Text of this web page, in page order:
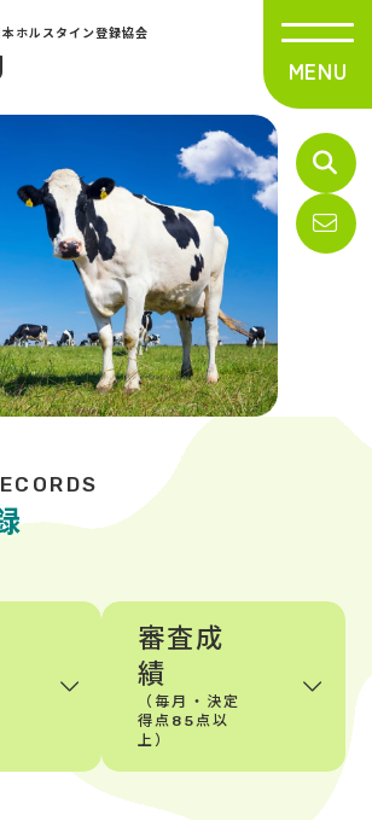
ホルスタイン登録協会
審査成
績
（毎月・決定
得点85点以
上）